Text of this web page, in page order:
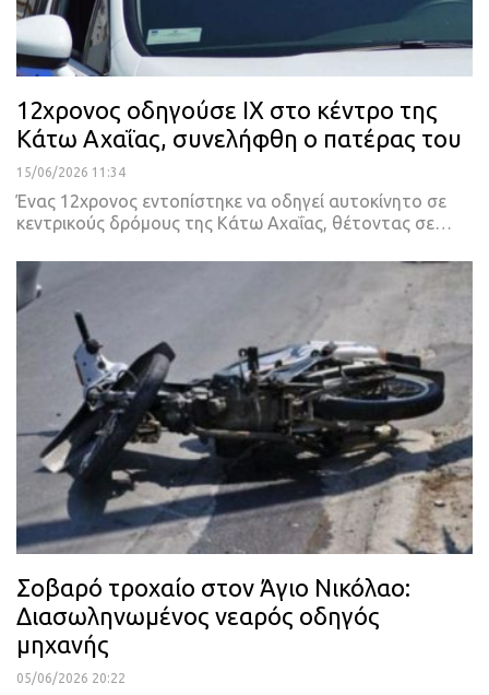
12χρονος οδηγούσε ΙΧ στο κέντρο της
Κάτω Αχαΐας, συνελήφθη ο πατέρας του
15/06/2026 11:34
Ένας 12χρονος εντοπίστηκε να οδηγεί αυτοκίνητο σε
κεντρικούς δρόμους της Κάτω Αχαΐας, θέτοντας σε…
Σοβαρό τροχαίο στον Άγιο Νικόλαο:
Διασωληνωμένος νεαρός οδηγός
μηχανής
05/06/2026 20:22